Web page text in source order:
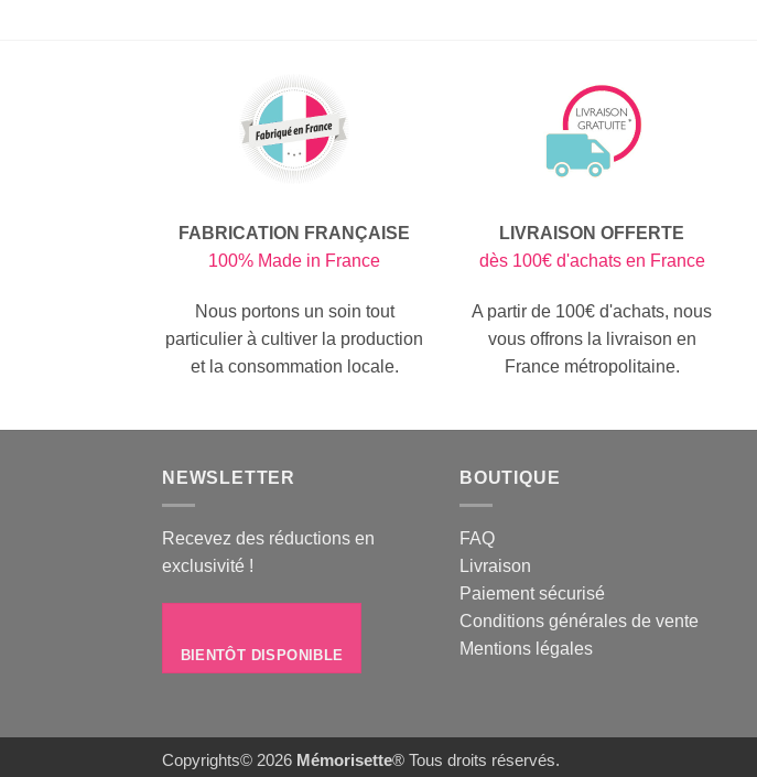
FABRICATION FRANÇAISE
100% Made in France
Nous portons un soin tout
particulier à cultiver la production
et la consommation locale.
LIVRAISON OFFERTE
dès 100€ d'achats en France
A partir de 100€ d'achats, nous
vous offrons la livraison en
France métropolitaine.
NEWSLETTER
Recevez des réductions en
exclusivité !
BIENTÔT DISPONIBLE
BOUTIQUE
FAQ
Livraison
Paiement sécurisé
Conditions générales de vente
Mentions légales
Copyrights© 2026 Mémorisette® Tous droits réservés.